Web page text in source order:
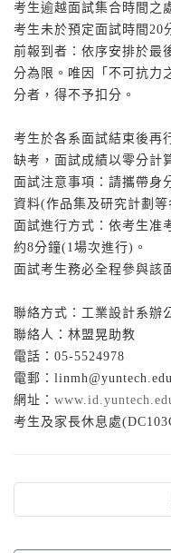
考生逾越面試集合時間之
考生未於預定面試時間20
前報到者：依序安排於最
分為限。唯因「不可抗力
分者，得不予扣分。
考生於各系面試結束後再
缺考，面試成績以零分計
面試注意事項：請攜帶身
資料(作品集及研究計劃等
面試進行方式：依考生准
約8分鐘(1場次進行)。
面試考生務必全程參與該
聯絡方式：工業設計系辦
聯絡人：林盟晃助教
電話：05-5524978
電郵：
網址：
考生及家長休息處